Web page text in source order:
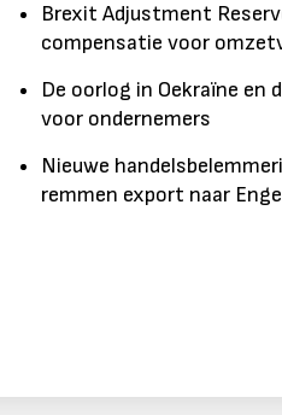
Brexit Adjustment
compensatie voor
De oorlog in Oekraïne en
voor ondernemers
Nieuwe
remmen export naar